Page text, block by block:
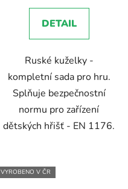
5,0
z
hvězdiček.
DETAIL
Ruské kuželky -
kompletní sada pro hru.
Splňuje bezpečnostní
normu pro zařízení
dětských hřišť - EN 1176.
VYROBENO V ČR